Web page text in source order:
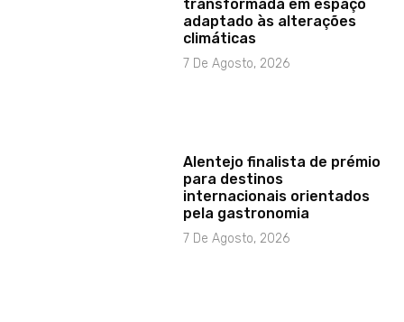
transformada em espaço
adaptado às alterações
climáticas
7 De Agosto, 2026
Alentejo finalista de prémio
para destinos
internacionais orientados
pela gastronomia
7 De Agosto, 2026